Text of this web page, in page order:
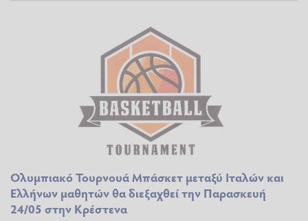
Ολυμπιακό Τουρνουά Μπάσκετ μεταξύ Ιταλών και
Ελλήνων μαθητών θα διεξαχθεί την Παρασκευή
24/05 στην Κρέστενα